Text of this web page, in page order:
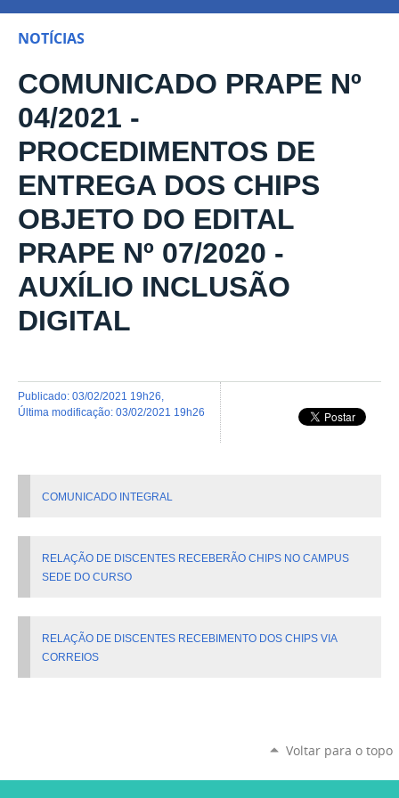
NOTÍCIAS
COMUNICADO PRAPE Nº
04/2021 -
PROCEDIMENTOS DE
ENTREGA DOS CHIPS
OBJETO DO EDITAL
PRAPE Nº 07/2020 -
AUXÍLIO INCLUSÃO
DIGITAL
publicado: 03/02/2021 19h26
última modificação: 03/02/2021 19h26
COMUNICADO INTEGRAL
RELAÇÃO DE DISCENTES RECEBERÃO CHIPS NO CAMPUS
SEDE DO CURSO
RELAÇÃO DE DISCENTES RECEBIMENTO DOS CHIPS VIA
CORREIOS
Voltar para o topo